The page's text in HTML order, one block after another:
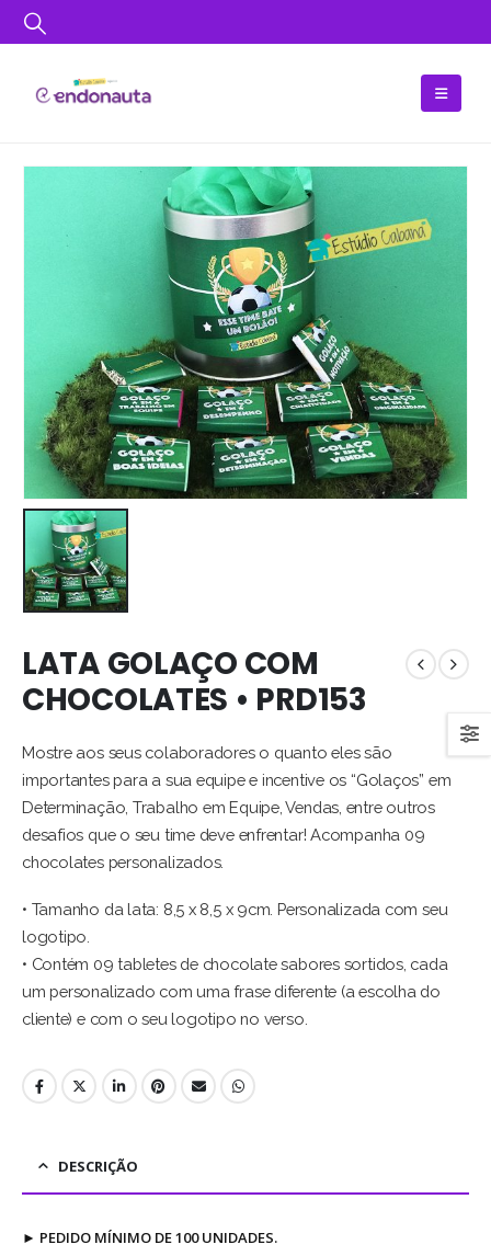
LATA GOLAÇO COM
CHOCOLATES • PRD153
Mostre aos seus colaboradores o quanto eles são
importantes para a sua equipe e incentive os “Golaços” em
Determinação, Trabalho em Equipe, Vendas, entre outros
desafios que o seu time deve enfrentar! Acompanha 09
chocolates personalizados.
• Tamanho da lata: 8,5 x 8,5 x 9cm. Personalizada com seu
logotipo.
• Contém 09 tabletes de chocolate sabores sortidos, cada
um personalizado com uma frase diferente (a escolha do
cliente) e com o seu logotipo no verso.
DESCRIÇÃO
► PEDIDO MÍNIMO DE 100 UNIDADES.